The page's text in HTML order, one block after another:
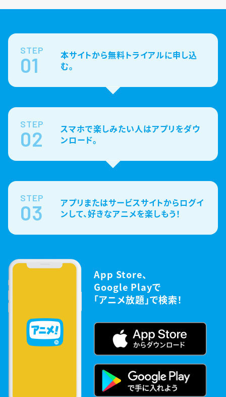
STEP
01
本サイトから無料トライアルに申し込
む。
STEP
02
スマホで楽しみたい人はアプリをダウ
ンロード。
STEP
03
アプリまたはサービスサイトからログイ
ンして、好きなアニメを楽しもう！
App Store、
Google Playで
「アニメ放題」で検索！